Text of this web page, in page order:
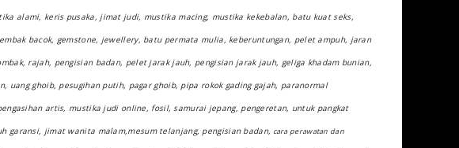
alami, keris pusaka, jimat judi, mustika macing, mustika kekebalan, batu kuat seks,
bacok, gemstone, jewellery, batu permata mulia, keberuntungan, pelet ampuh, jaran
rajah, pengisian badan, pelet jarak jauh, pengisian jarak jauh, geliga khadam bunian,
ghoib, pesugihan putih, pagar ghoib, pipa rokok gading gajah, paranormal
artis, mustika judi online, fosil, samurai jepang, pengeretan, untuk pangkat
garansi, jimat wanita malam,mesum telanjang, pengisian badan, cara perawatan dan